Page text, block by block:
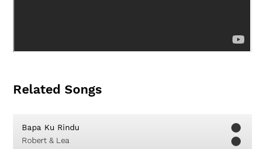
Related Songs
Bapa Ku Rindu
Robert & Lea